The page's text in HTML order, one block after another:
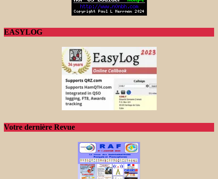
EASYLOG
Votre dernière Revue